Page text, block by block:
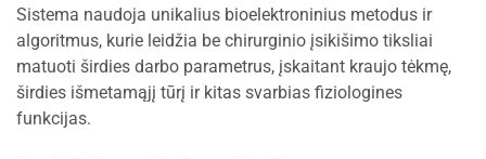
Sistema naudoja unikalius bioelektroninius metodus ir
algoritmus, kurie leidžia be chirurginio įsikišimo tiksliai
matuoti širdies darbo parametrus, įskaitant kraujo tėkmę,
širdies išmetamąjį tūrį ir kitas svarbias fiziologines
funkcijas.